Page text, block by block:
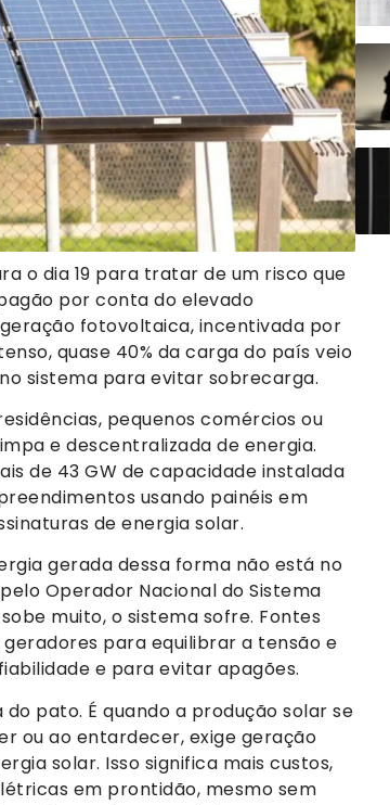
o dia 19 para tratar de um risco que
por conta do elevado
fotovoltaica, incentivada por
quase 40% da carga do país veio
sistema para evitar sobrecarga.
pequenos comércios ou
e descentralizada de energia.
de 43 GW de capacidade instalada
usando painéis em
de energia solar.
gerada dessa forma não está no
Operador Nacional do Sistema
muito, o sistema sofre. Fontes
para equilibrar a tensão e
e para evitar apagões.
pato. É quando a produção solar se
ou ao entardecer, exige geração
solar. Isso significa mais custos,
em prontidão, mesmo sem